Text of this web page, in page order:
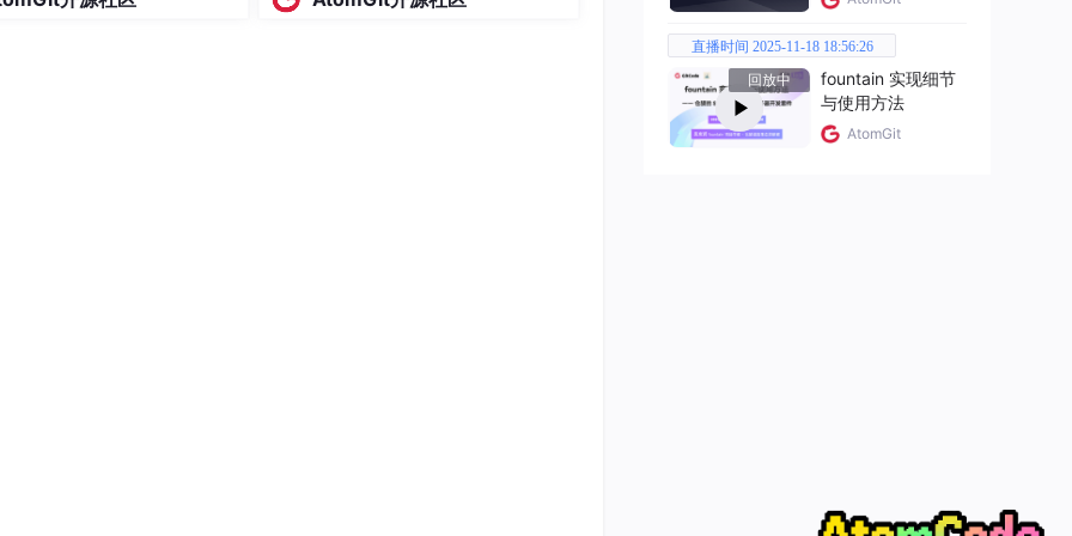
直播时间 2025-11-18 18:56:26
回放中
fountain 实现细节
与使用方法
AtomGit